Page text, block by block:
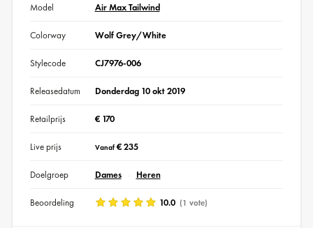
Model Air Max Tailwind
Colorway Wolf Grey/White
Stylecode CJ7976-006
Releasedatum Donderdag 10 okt 2019
Retailprijs € 170
Live prijs Vanaf€ 235
Doelgroep Dames Heren
Beoordeling 10.0 (1 vote)